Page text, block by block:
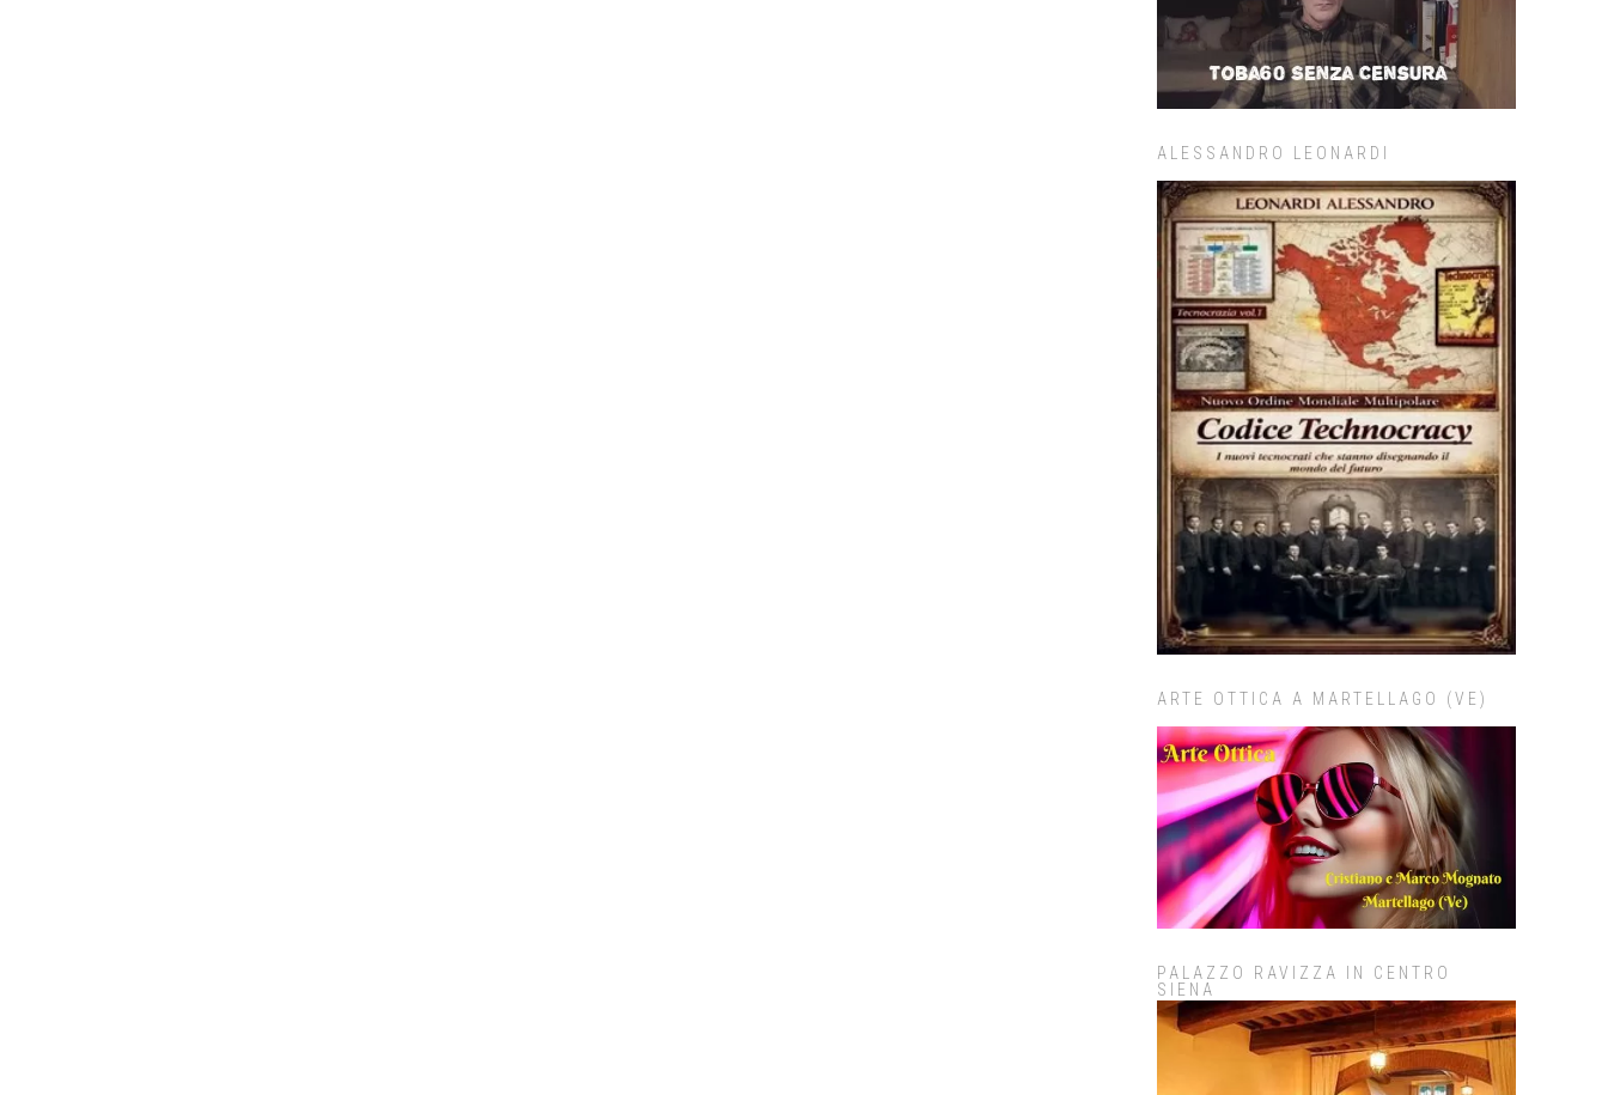
ALESSANDRO LEONARDI
ARTE OTTICA A MARTELLAGO (VE)
PALAZZO RAVIZZA IN CENTRO
SIENA